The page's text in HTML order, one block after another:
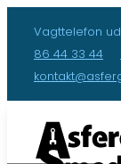
Vagttelefon
86 44 33 44